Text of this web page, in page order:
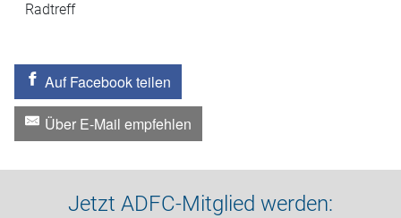
Radtreff
Auf Facebook teilen
Über E-Mail empfehlen
Jetzt ADFC-Mitglied werden: